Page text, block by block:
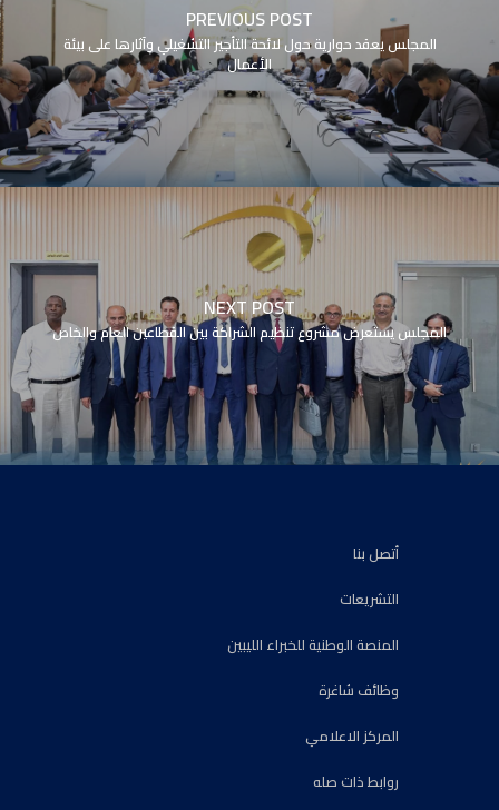
PREVIOUS POST
المجلس يعقد حوارية حول لائحة التأجير التشغيلي وآثارها على بيئة
الأعمال
NEXT POST
المجلس يستعرض مشروع تنظيم الشراكة بين القطاعين العام والخاص
أتصل بنا
التشريعات
المنصة الوطنية للخبراء الليبين
وظائف شاغرة
المركز الاعلامي
روابط ذات صله